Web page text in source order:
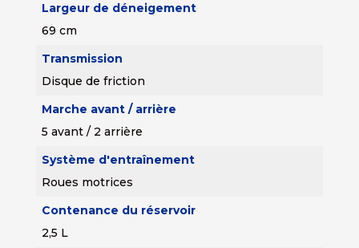
Largeur de déneigement
69 cm
Transmission
Disque de friction
Marche avant / arrière
5 avant / 2 arrière
Système d'entraînement
Roues motrices
Contenance du réservoir
2,5 L